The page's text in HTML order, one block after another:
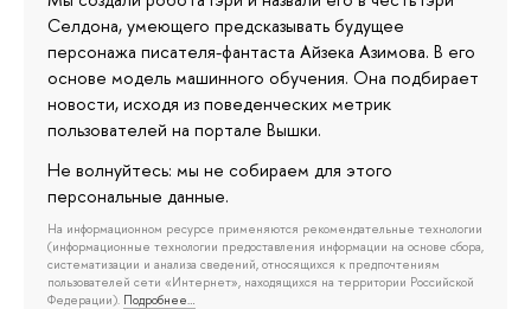
Селдона, умеющего предсказывать будущее
персонажа писателя-фантаста Айзека Азимова. В его
основе модель машинного обучения. Она подбирает
новости, исходя из поведенческих метрик
пользователей на портале Вышки.
Не волнуйтесь: мы не собираем для этого
персональные данные.
На информационном ресурсе применяются рекомендательные технологии
(информационные технологии предоставления информации на основе сбора,
систематизации и анализа сведений, относящихся к предпочтениям
пользователей сети «Интернет», находящихся на территории Российской
Федерации). Подробнее…